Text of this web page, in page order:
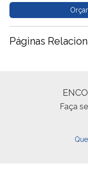
Páginas
Faça